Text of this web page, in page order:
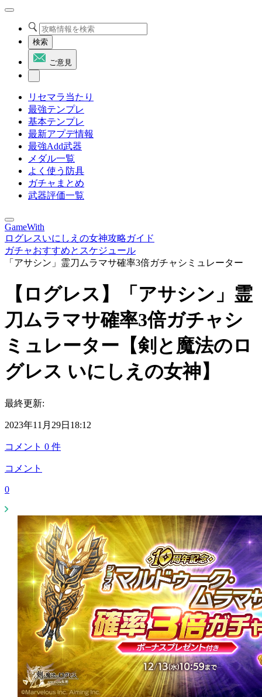
検索
ご意見
リセマラ当たり
最強テンプレ
基本テンプレ
最新アプデ情報
最強Add武器
メダル一覧
よく使う防具
ガチャまとめ
武器評価一覧
GameWith
ログレスいにしえの女神攻略ガイド
ガチャおすすめとスケジュール
「アサシン」霊刀ムラマサ確率3倍ガチャシミュレーター
【ログレス】「アサシン」霊
刀ムラマサ確率3倍ガチャシ
ミュレーター【剣と魔法のロ
グレス いにしえの女神】
最終更新:
2023年11月29日18:12
コメント 0 件
コメント
0